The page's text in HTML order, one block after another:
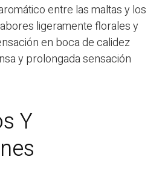
entre las maltas y los
ligeramente florales y
en boca de calidez
y prolongada sensación
Y